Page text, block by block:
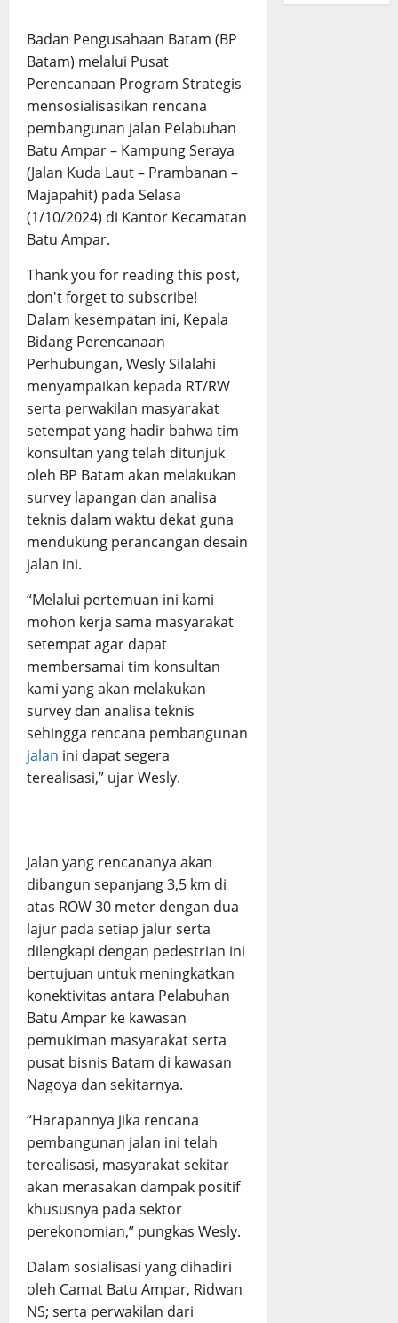
Badan Pengusahaan Batam (BP
Batam) melalui Pusat
Perencanaan Program Strategis
mensosialisasikan rencana
pembangunan jalan Pelabuhan
Batu Ampar – Kampung Seraya
(Jalan Kuda Laut – Prambanan –
Majapahit) pada Selasa
(1/10/2024) di Kantor Kecamatan
Batu Ampar.
Thank you for reading this post,
don't forget to subscribe!
Dalam kesempatan ini, Kepala
Bidang Perencanaan
Perhubungan, Wesly Silalahi
menyampaikan kepada RT/RW
serta perwakilan masyarakat
setempat yang hadir bahwa tim
konsultan yang telah ditunjuk
oleh BP Batam akan melakukan
survey lapangan dan analisa
teknis dalam waktu dekat guna
mendukung perancangan desain
jalan ini.
“Melalui pertemuan ini kami
mohon kerja sama masyarakat
setempat agar dapat
membersamai tim konsultan
kami yang akan melakukan
survey dan analisa teknis
sehingga rencana pembangunan
jalan ini dapat segera
terealisasi,” ujar Wesly.
Jalan yang rencananya akan
dibangun sepanjang 3,5 km di
atas ROW 30 meter dengan dua
lajur pada setiap jalur serta
dilengkapi dengan pedestrian ini
bertujuan untuk meningkatkan
konektivitas antara Pelabuhan
Batu Ampar ke kawasan
pemukiman masyarakat serta
pusat bisnis Batam di kawasan
Nagoya dan sekitarnya.
“Harapannya jika rencana
pembangunan jalan ini telah
terealisasi, masyarakat sekitar
akan merasakan dampak positif
khususnya pada sektor
perekonomian,” pungkas Wesly.
Dalam sosialisasi yang dihadiri
oleh Camat Batu Ampar, Ridwan
NS; serta perwakilan dari